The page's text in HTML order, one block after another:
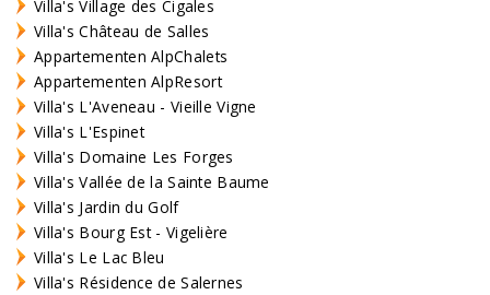
Villa's Village des Cigales
Villa's Château de Salles
Appartementen AlpChalets
Appartementen AlpResort
Villa's L'Aveneau - Vieille Vigne
Villa's L'Espinet
Villa's Domaine Les Forges
Villa's Vallée de la Sainte Baume
Villa's Jardin du Golf
Villa's Bourg Est - Vigelière
Villa's Le Lac Bleu
Villa's Résidence de Salernes